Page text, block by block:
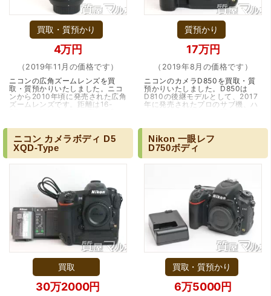
買取・質預かり
4万円
（2019年11月の価格です）
ニコンの広角ズームレンズを買
取・質預かりいたしました。ニコ
ンから2010年頃に発売された広角
ズームレンズです。距離は16-
レートから風景まで幅…（大阪・
江坂）
質預かり
17万円
（2019年8月の価格です）
ニコンのカメラD850を買取・質
預かりいたしました。D850は
D810の後継モデルとして、2017
年に発売されたプロのサブ機、ハ
で、有効画素数はなんと4…（大
阪・吹田市）
ニコン カメラボディ D5
XQD-Type
買取
30万2000円
Nikon 一眼レフ
D750ボディ
買取・質預かり
6万5000円